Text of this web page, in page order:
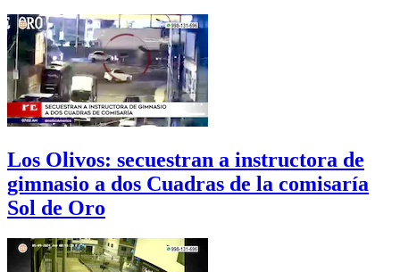
Los Olivos: secuestran a instructora de
gimnasio a dos Cuadras de la comisaría
Sol de Oro